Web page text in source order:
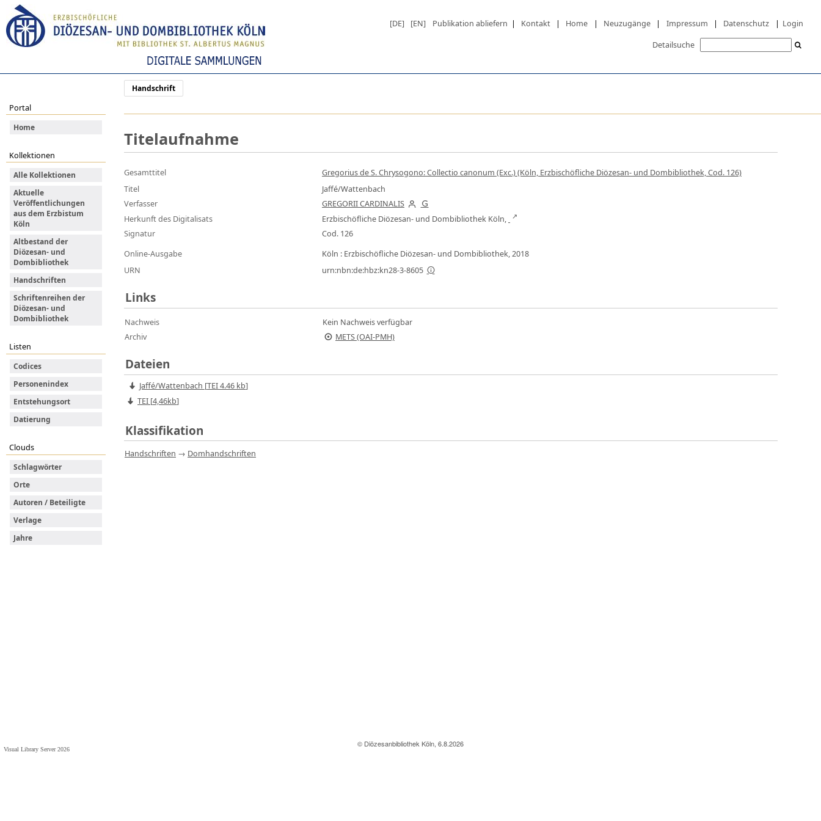
© Diözesanbibliothek Köln, 6.8.2026
Visual Library Server 2026
[DE] [EN] Publikation abliefern | Kontakt | Home | Neuzugänge | Impressum | Datenschutz | Login
Detailsuche
Handschrift
Portal
Home
Kollektionen
Alle Kollektionen
Aktuelle
Veröffentlichungen
aus dem Erzbistum
Köln
Altbestand der
Diözesan- und
Dombibliothek
Handschriften
Schriftenreihen der
Diözesan- und
Dombibliothek
Listen
Codices
Personenindex
Entstehungsort
Datierung
Clouds
Schlagwörter
Orte
Autoren / Beteiligte
Verlage
Jahre
Titelaufnahme
Gesamttitel
Gregorius de S. Chrysogono: Collectio canonum (Exc.) (Köln, Erzbischöfliche Diözesan- und Dombibliothek, Cod. 126)
Titel
Jaffé/Wattenbach
Verfasser
GREGORII CARDINALIS
Herkunft des Digitalisats
Erzbischöfliche Diözesan- und Dombibliothek Köln,
Signatur
Cod. 126
Online-Ausgabe
Köln : Erzbischöfliche Diözesan- und Dombibliothek, 2018
URN
urn:nbn:de:hbz:kn28-3-8605
Links
Nachweis
Kein Nachweis verfügbar
Archiv
METS (OAI-PMH)
Dateien
Jaffé/Wattenbach [TEI4.46 kb]
TEI [4,46kb]
Klassifikation
Handschriften → Domhandschriften